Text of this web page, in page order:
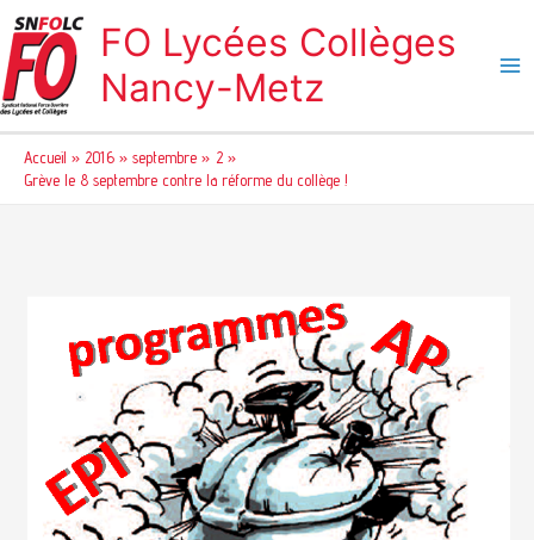
au
contenu
FO Lycées Collèges
Nancy-Metz
Accueil 2016 septembre
2
Grève le 8 septembre contre la réforme du collège !